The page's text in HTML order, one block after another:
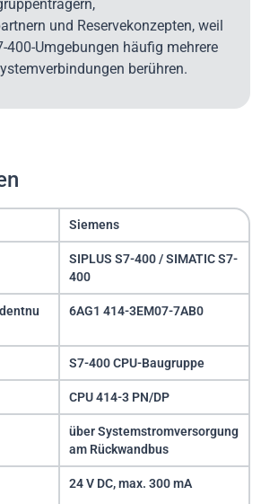
und Reservekonzepten, weil
400-Umgebungen häufig mehrere
berühren.
Siemens
SIPLUS S7-400 / SIMATIC S7-
400
6AG1 414-3EM07-7AB0
S7-400 CPU-Baugruppe
CPU 414-3 PN/DP
über Systemstromversorgung
am Rückwandbus
24 V DC, max. 300 mA